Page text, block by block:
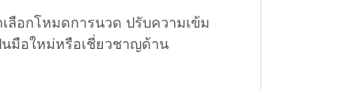
ลือกโหมดการนวด ปรับความเข้ม
มือใหม่หรือเชี่ยวชาญด้าน